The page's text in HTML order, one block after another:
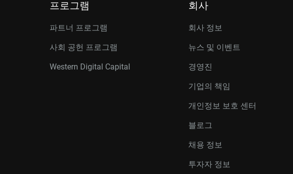
프로그램
파트너 프로그램
사회 공헌 프로그램
Western Digital Capital
회사
회사 정보
뉴스 및 이벤트
경영진
기업의 책임
개인정보 보호 센터
블로그
채용 정보
투자자 정보